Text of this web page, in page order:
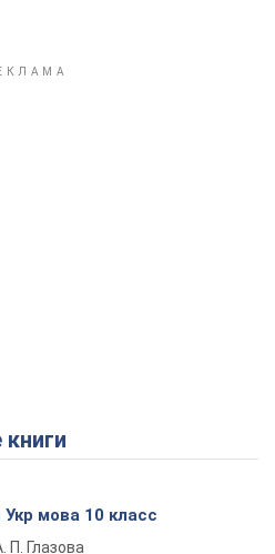
Укр мова 10 класс
П. Глазова